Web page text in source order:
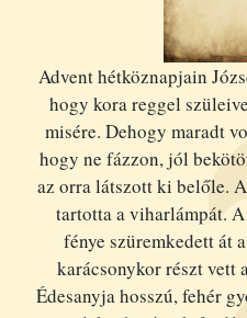
Advent hétköznapjain
hogy kora reggel
misére. Dehogy maradt
hogy ne fázzon, jól
az orra látszott ki belőle.
tartotta a viharlámpát.
fénye szüremkedett át
karácsonykor részt vett
Édesanyja hosszú, fehér